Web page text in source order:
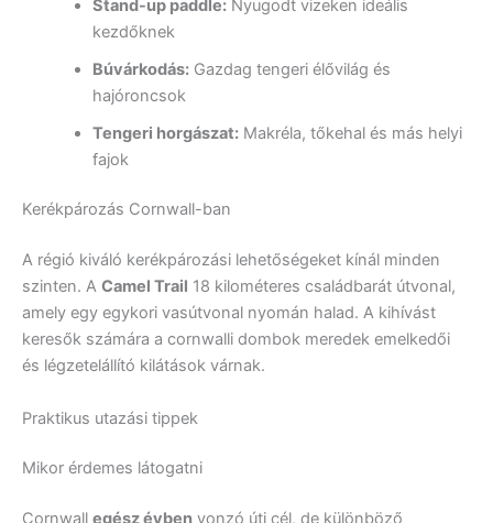
Stand-up paddle:Nyugodt vizeken ideális
kezdőknek
Búvárkodás:Gazdag tengeri élővilág és
hajóroncsok
Tengeri horgászat:Makréla, tőkehal és más helyi
fajok
Kerékpározás Cornwall-ban
A régió kiváló kerékpározási lehetőségeket kínál minden
szinten. A Camel Trail 18 kilométeres családbarát útvonal,
amely egy egykori vasútvonal nyomán halad. A kihívást
keresők számára a cornwalli dombok meredek emelkedői
és légzetelállító kilátások várnak.
Praktikus utazási tippek
Mikor érdemes látogatni
Cornwall egész évben vonzó úti cél, de különböző